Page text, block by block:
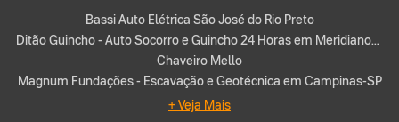
Bassi Auto Elétrica São José do Rio Preto
Ditão Guincho - Auto Socorro e Guincho 24 Horas em Meridiano-SP
Chaveiro Mello
Magnum Fundações - Escavação e Geotécnica em Campinas-SP
+ Veja Mais